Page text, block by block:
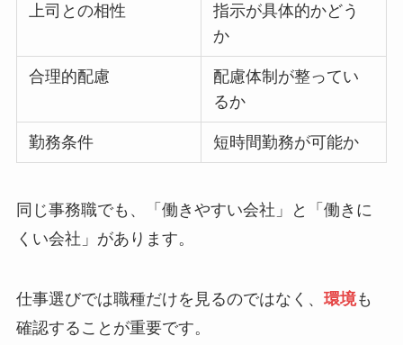
上司との相性
指示が具体的かどう
か
合理的配慮
配慮体制が整ってい
るか
勤務条件 短時間勤務が可能か
同じ事務職でも、「働きやすい会社」と「働きに
くい会社」があります。
仕事選びでは職種だけを見るのではなく、 環境も
確認することが重要です。